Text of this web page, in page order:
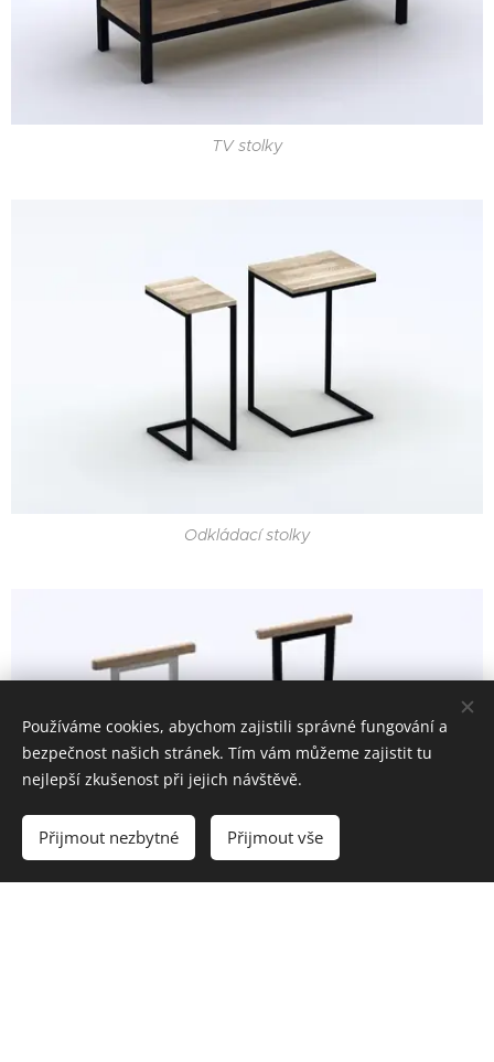
TV stolky
Odkládací stolky
Používáme cookies, abychom zajistili správné fungování a
bezpečnost našich stránek. Tím vám můžeme zajistit tu
nejlepší zkušenost při jejich návštěvě.
Přijmout nezbytné Přijmout vše